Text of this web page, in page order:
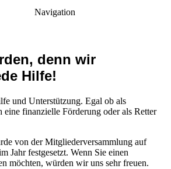
Navigation
denn wir
Hilfe!
und Unterstützung. Egal ob als
eine finanzielle Förderung oder als Retter
von der Mitgliederversammlung auf
Jahr festgesetzt. Wenn Sie einen
möchten, würden wir uns sehr freuen.